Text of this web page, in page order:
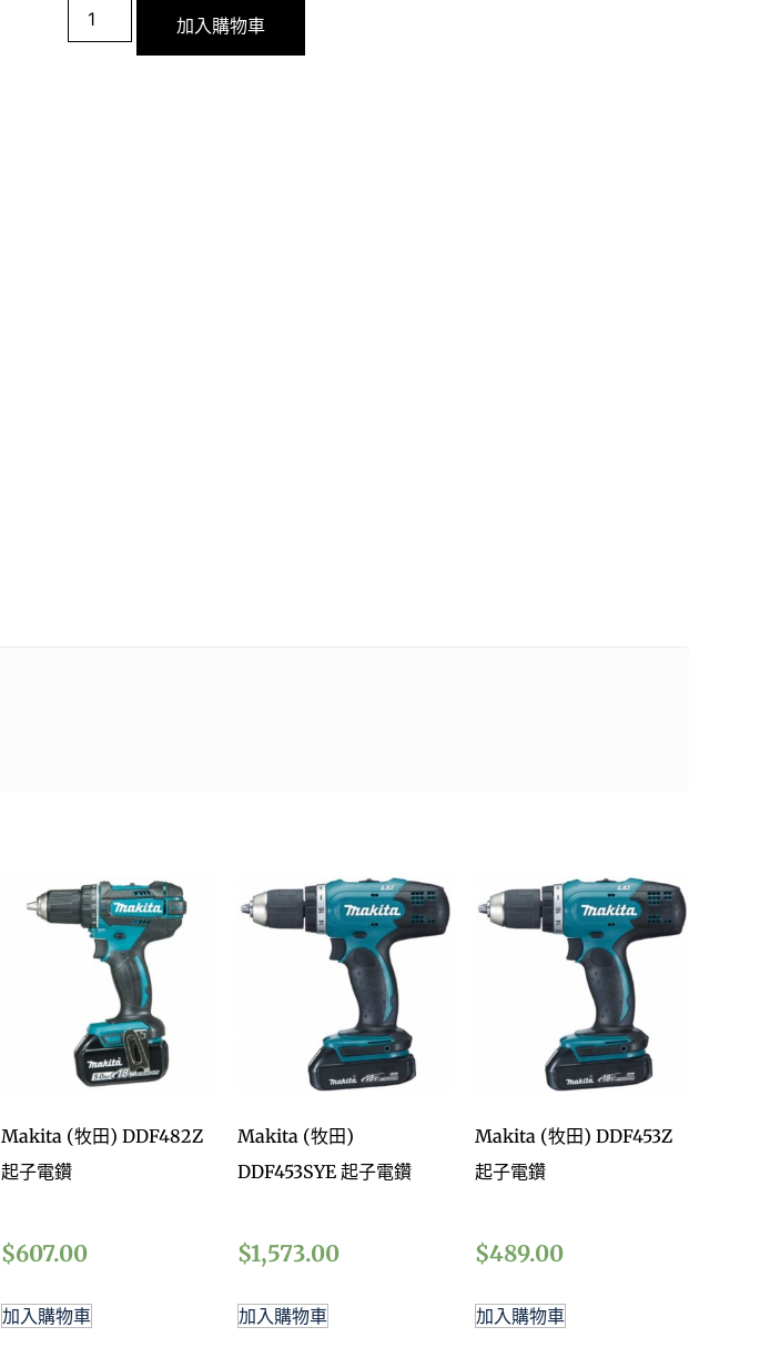
加入購物車
Makita (牧田) DDF482Z
起子電鑽
$607.00
加入購物車
Makita (牧田)
DDF453SYE 起子電鑽
$1,573.00
加入購物車
Makita (牧田) DDF453Z
起子電鑽
$489.00
加入購物車